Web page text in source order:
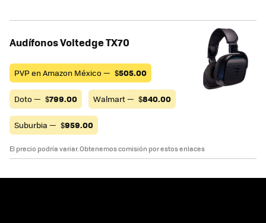
Audífonos Voltedge TX70
PVP en Amazon México — $505.00
Doto — $799.00 Walmart — $840.00
Suburbia — $959.00
El precio podría variar. Obtenemos comisión por estos enlaces